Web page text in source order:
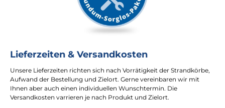
Lieferzeiten & Versandkosten
Unsere Lieferzeiten richten sich nach Vorrätigkeit der Strandkörbe,
Aufwand der Bestellung und Zielort. Gerne vereinbaren wir mit
Ihnen aber auch einen individuellen Wunschtermin. Die
Versandkosten varrieren je nach Produkt und Zielort.